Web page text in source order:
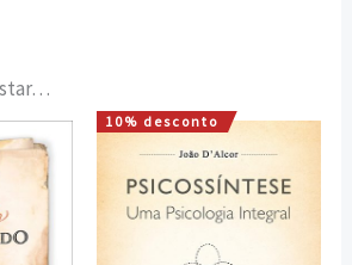
10% desconto
O
preço
original
era:
20,00 €.
O
preço
atual
é:
18,00 €.